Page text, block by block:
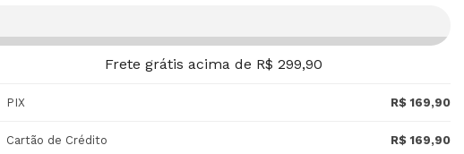
Frete grátis acima de R$ 299,90
PIX R$ 169,90
Cartão de Crédito R$ 169,90